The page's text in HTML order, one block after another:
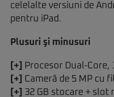
celelalte versiuni de
pentru iPad.
Plusuri şi minusuri
[+]
Procesor Dual-Core,
[+]
Cameră de 5 MP cu
[+]
32 GB stocare + slot